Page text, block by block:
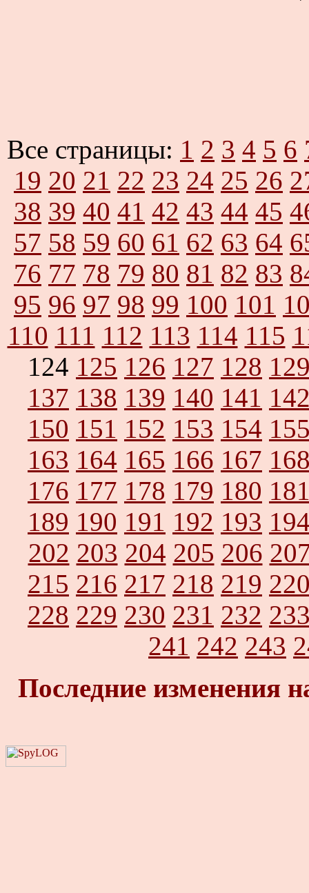
Все страницы: 1 2 3 4 5 6
19 20 21 22 23 24 25 26
38 39 40 41 42 43 44 45
57 58 59 60 61 62 63 64
76 77 78 79 80 81 82 83
95 96 97 98 99 100 101
110 111 112 113 114 115
124 125 126 127 128
137 138 139 140 141
150 151 152 153 154
163 164 165 166 167
176 177 178 179 180
189 190 191 192 193
202 203 204 205 206
215 216 217 218 219
228 229 230 231 232
241 242 243
Последние изменения